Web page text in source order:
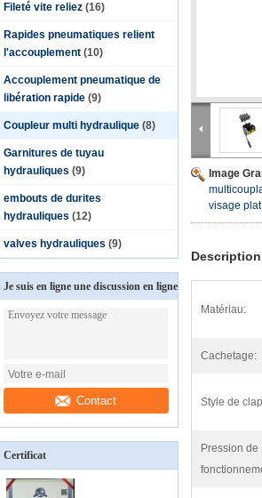
Fileté vite reliez (16)
Rapides pneumatiques relient
l'accouplement (10)
Accouplement pneumatique de
libération rapide (9)
Coupleur multi hydraulique (8)
Garnitures de tuyau
hydrauliques (9)
embouts de durites
hydrauliques (12)
valves hydrauliques (9)
Je suis en ligne une discussion en ligne
Contact
Certificat
Image
visage
Matériau:
Cachetage:
Style de
Pression de